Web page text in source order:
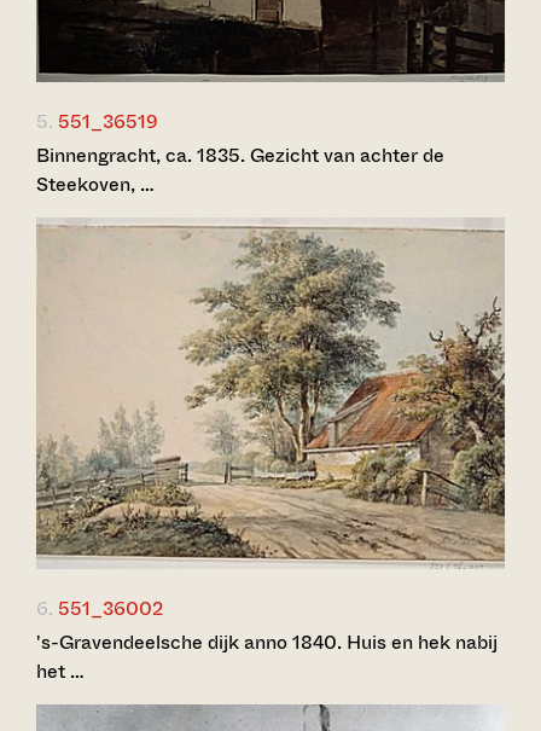
5. 551_36519
Binnengracht, ca. 1835. Gezicht van achter de
Steekoven, …
6. 551_36002
's-Gravendeelsche dijk anno 1840. Huis en hek nabij
het …